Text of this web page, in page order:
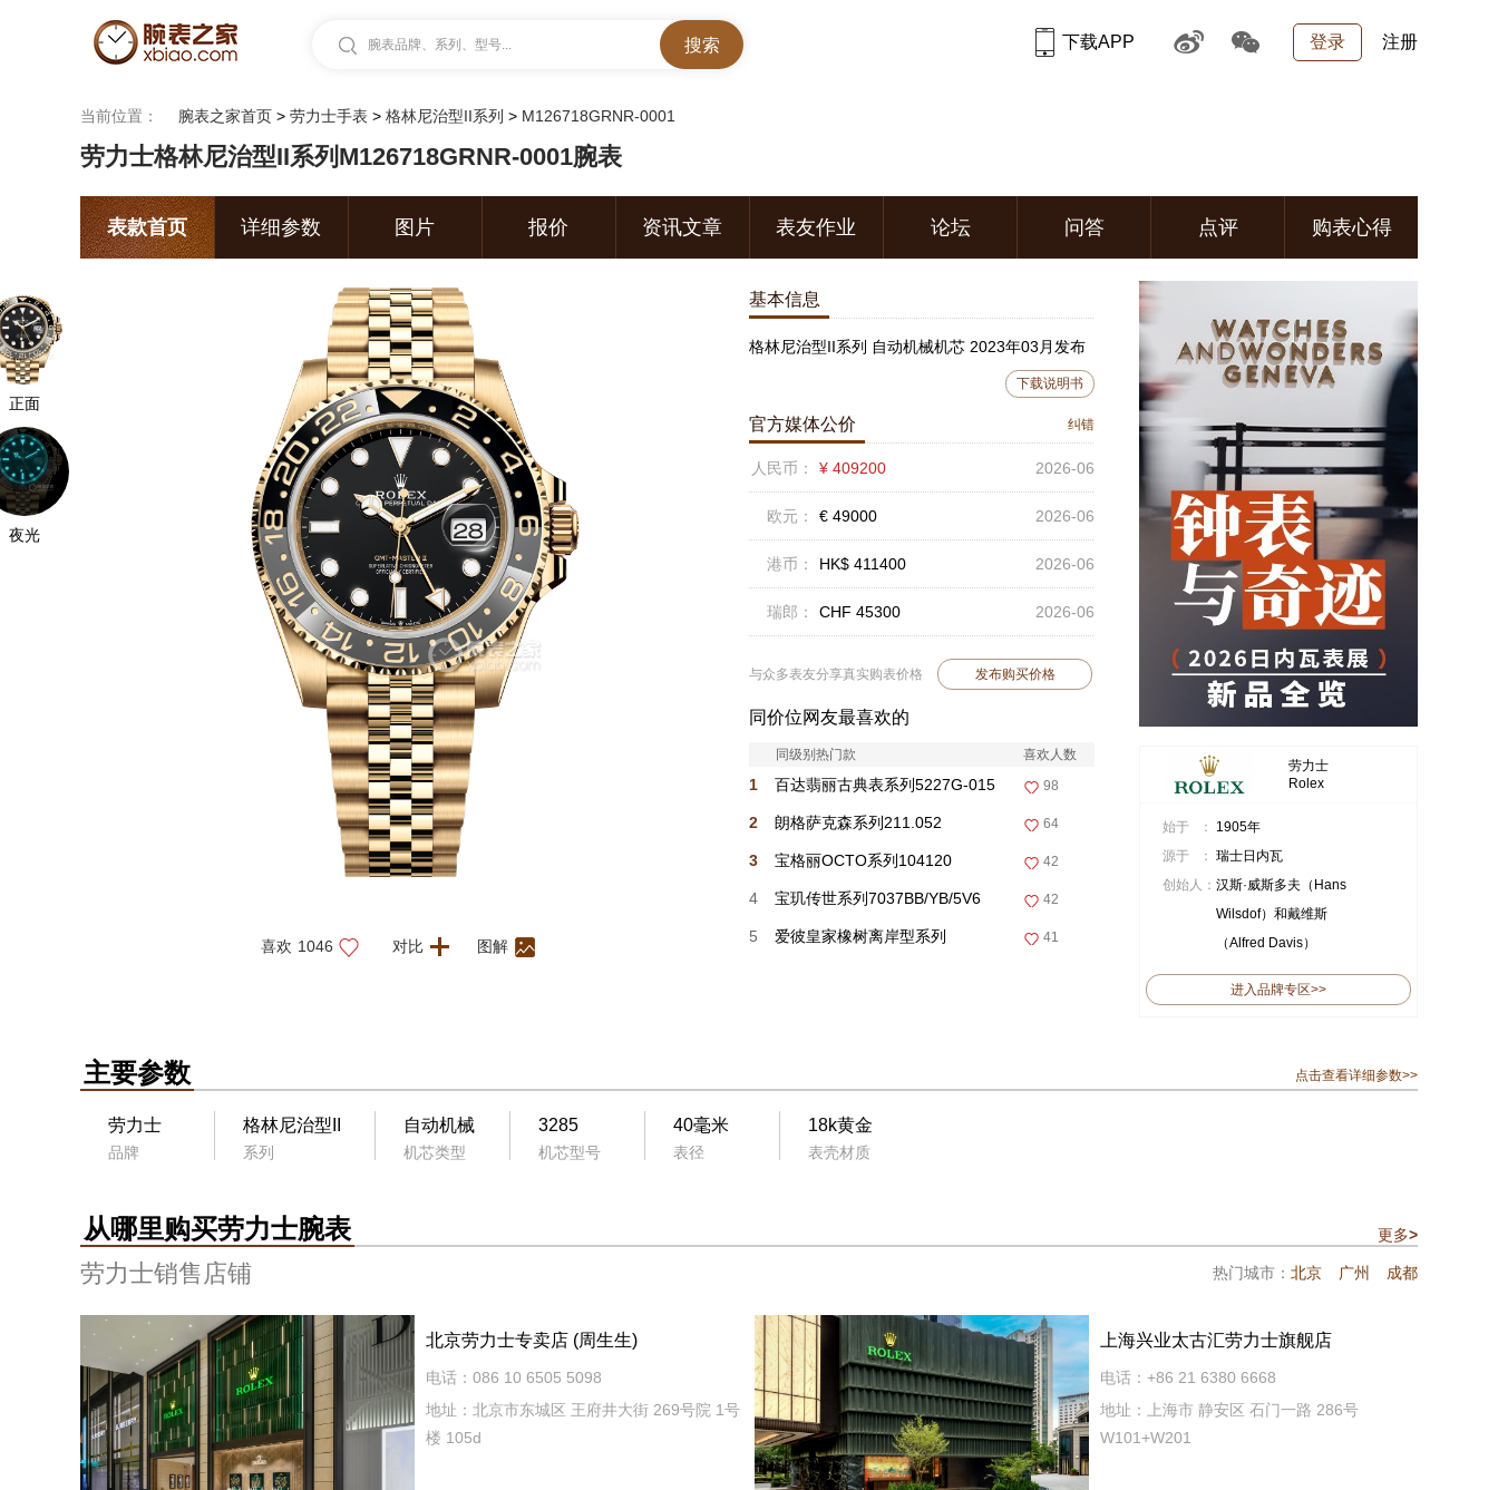
腕表品牌、系列、型号... 登录 注册
下载APP
当前位置： 腕表之家首页 > 劳力士手表 > 格林尼治型II系列 > M126718GRNR-0001
劳力士格林尼治型II系列M126718GRNR-0001腕表
表款首页 详细参数 图片 报价 资讯文章 表友作业 论坛 问答 点评 购表心得
正面
夜光
喜欢 1046 对比 图解
基本信息
格林尼治型II系列 自动机械机芯 2023年03月发布
下载说明书
官方媒体公价 纠错
人民币： ¥ 409200 2026-06
欧元： € 49000 2026-06
港币： HK$ 411400 2026-06
瑞郎： CHF 45300 2026-06
与众多表友分享真实购表价格 发布购买价格
同价位网友最喜欢的
同级别热门款 喜欢人数
1 百达翡丽古典表系列5227G-015 98
2 朗格萨克森系列211.052 64
3 宝格丽OCTO系列104120 42
4 宝玑传世系列7037BB/YB/5V6 42
5 爱彼皇家橡树离岸型系列 41
劳力士
Rolex
始于 ：
1905年
源于 ： 瑞士日内瓦
创始人： 汉斯·威斯多夫（Hans
Wilsdof）和戴维斯
（Alfred Davis）
进入品牌专区>>
主要参数 点击查看详细参数>>
劳力士
品牌
格林尼治型II
系列
自动机械
机芯类型
3285
机芯型号
40毫米
表径
18k黄金
表壳材质
从哪里购买劳力士腕表 更多>
劳力士销售店铺 热门城市： 北京 广州 成都
北京劳力士专卖店 (周生生)‬
电话：086 10 6505 5098
地址：北京市东城区 王府井大街 269号院 1号
楼 105d
上海兴业太古汇劳力士旗舰店
电话：+86 21 6380 6668
地址：上海市 静安区 石门一路 286号
W101+W201